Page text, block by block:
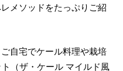
メソッドをたっぷりご紹
自宅でケール料理や栽培
（ザ・ケール マイルド風